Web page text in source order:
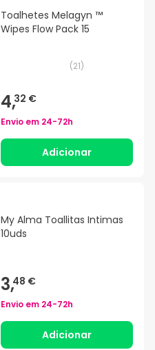
Toalhetes Melagyn ™
Wipes Flow Pack 15
(21)
4,32 €
Envio em 24-72h
Adicionar
My Alma Toallitas Intimas
10uds
3,48 €
Envio em 24-72h
Adicionar